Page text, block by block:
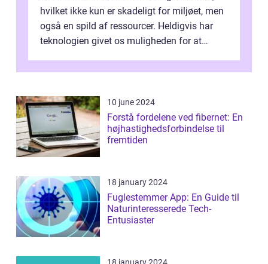
hvilket ikke kun er skadeligt for miljøet, men
også en spild af ressourcer. Heldigvis har
teknologien givet os muligheden for at
10 june 2024
Forstå fordelene ved fibernet: En
højhastighedsforbindelse til
fremtiden
18 january 2024
Fuglestemmer App: En Guide til
Naturinteresserede Tech-
Entusiaster
18 january 2024